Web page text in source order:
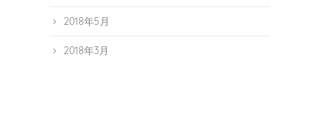
2018年5月
2018年3月